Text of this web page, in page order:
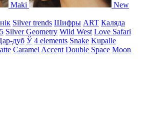
Maki
New
Silver trends Шифры ART Каляда
Silver Geometry Wild West Love Safari
дуб Ў 4 elements Snake Kupalle
Caramel Accent Double Space Moon